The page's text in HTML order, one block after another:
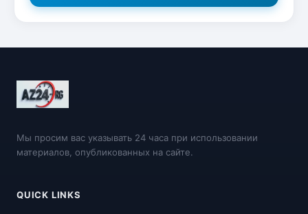
Мы просим вас указывать 24 часа при использовании
материалов, опубликованных на сайте.
QUICK LINKS